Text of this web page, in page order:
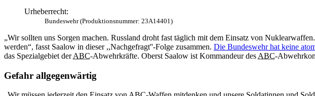
Urheberrecht:
Bundeswehr (Produktionsnummer: 23A14401)
„Wir sollten uns Sorgen machen. Russland droht fast täglich mit dem Einsatz von
werden“, fasst Saalow in dieser ,,Nachgefragt''-Folge zusammen. Die Bundeswehr hat keine
das Spezialgebiet derABC-Abwehrkräfte. Oberst Saalow ist Kommandeur des ABC-
Gefahr allgegenwärtig